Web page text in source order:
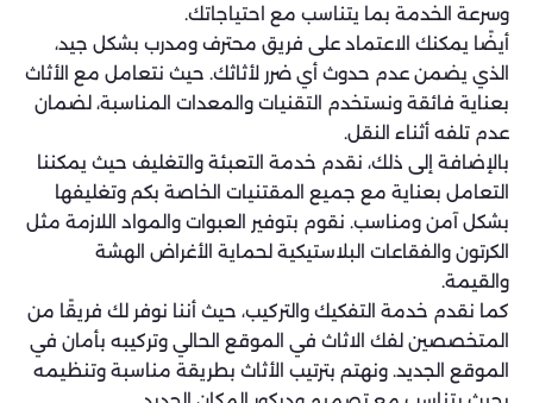
وسرعة الخدمة بما يتناسب مع احتياجاتك.
أيضًا يمكنك الاعتماد على فريق محترف ومدرب بشكل جيد،
الذي يضمن عدم حدوث أي ضرر لأثاثك. حيث نتعامل مع الأثاث
بعناية فائقة ونستخدم التقنيات والمعدات المناسبة، لضمان
عدم تلفه أثناء النقل.
بالإضافة إلى ذلك، نقدم خدمة التعبئة والتغليف حيث يمكننا
التعامل بعناية مع جميع المقتنيات الخاصة بكم وتغليفها
بشكل آمن ومناسب. نقوم بتوفير العبوات والمواد اللازمة مثل
الكرتون والفقاعات البلاستيكية لحماية الأغراض الهشة
والقيمة.
كما نقدم خدمة التفكيك والتركيب، حيث أننا نوفر لك فريقًا من
المتخصصين لفك الاثاث في الموقع الحالي وتركيبه بأمان في
الموقع الجديد. ونهتم بترتيب الأثاث بطريقة مناسبة وتنظيمه